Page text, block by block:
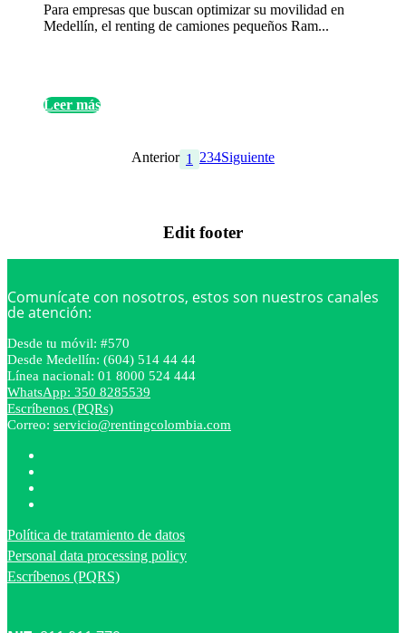
Para empresas que buscan optimizar su movilidad en
Medellín, el renting de camiones pequeños Ram...
Leer más
Anterior 1 234Siguiente
Edit footer
Comunícate con nosotros, estos son nuestros canales
de atención:
Desde tu móvil: #570
Desde Medellín: (604) 514 44 44
Línea nacional: 01 8000 524 444
WhatsApp: 350 8285539
Escríbenos (PQRs)
Correo: servicio@rentingcolombia.com
Política de tratamiento de datos
Personal data processing policy
Escríbenos (PQRS)